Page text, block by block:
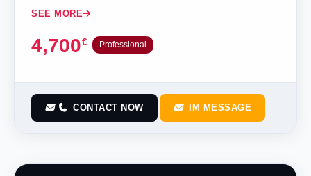
SEE MORE
4,700€ Professional
CONTACT NOW IM MESSAGE